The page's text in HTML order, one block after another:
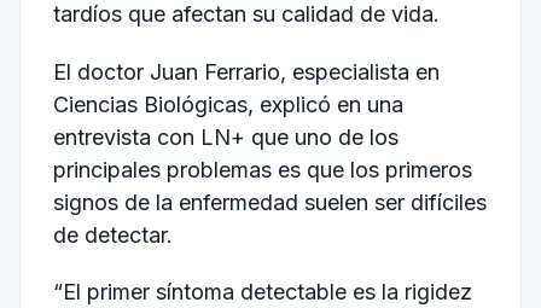
tardíos que afectan su calidad de vida.
El doctor Juan Ferrario, especialista en
Ciencias Biológicas, explicó en una
entrevista con LN+ que uno de los
principales problemas es que los primeros
signos de la enfermedad suelen ser difíciles
de detectar.
“El primer síntoma detectable es la rigidez